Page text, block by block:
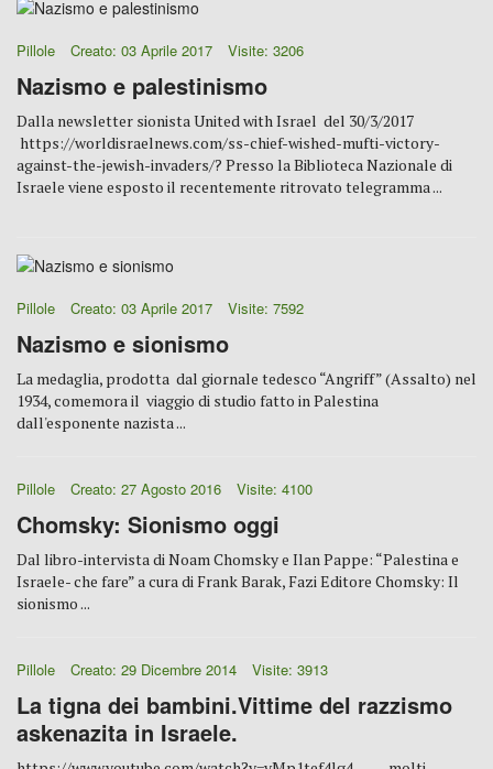
Pillole Creato: 03 Aprile 2017 Visite: 3206
Nazismo e palestinismo
Dalla newsletter sionista United with Israel del 30/3/2017
https://worldisraelnews.com/ss-chief-wished-mufti-victory-
against-the-jewish-invaders/? Presso la Biblioteca Nazionale di
Israele viene esposto il recentemente ritrovato telegramma ...
Pillole Creato: 03 Aprile 2017 Visite: 7592
Nazismo e sionismo
La medaglia, prodotta dal giornale tedesco “Angriff” (Assalto) nel
1934, comemora il viaggio di studio fatto in Palestina
dall'esponente nazista ...
Pillole Creato: 27 Agosto 2016 Visite: 4100
Chomsky: Sionismo oggi
Dal libro-intervista di Noam Chomsky e Ilan Pappe: “Palestina e
Israele- che fare” a cura di Frank Barak, Fazi Editore Chomsky: Il
sionismo ...
Pillole Creato: 29 Dicembre 2014 Visite: 3913
La tigna dei bambini.Vittime del razzismo
askenazita in Israele.